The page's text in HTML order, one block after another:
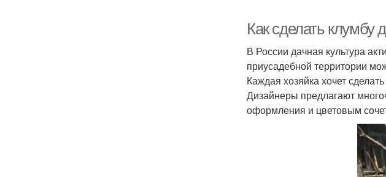
Как сделать клумбу
В России дачная культура
приусадебной территории
Каждая хозяйка хочет
Дизайнеры предлагают
оформления и цветовым